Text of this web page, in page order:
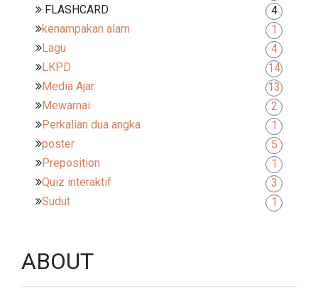
FLASHCARD
4
kenampakan alam
1
Lagu
4
LKPD
14
Media Ajar
13
Mewarnai
2
Perkalian dua angka
1
poster
5
Preposition
1
Quiz interaktif
3
Sudut
1
ABOUT